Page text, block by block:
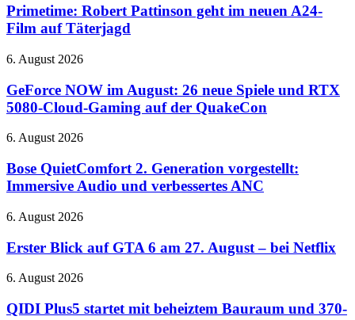
Text-
Chats
Pattinson
geht
im
A24-
auf
Täterjagd
Primetime: Robert Pattinson geht im neuen A24-
Film auf Täterjagd
GeForce
im
August:
26
Spiele
RTX
5080-
Gaming
der
QuakeCon
6. August 2026
GeForce NOW im August: 26 neue Spiele und RTX
5080-Cloud-Gaming auf der QuakeCon
Bose
2.
Generation
vorgestellt:
Audio
verbessertes
6. August 2026
Bose QuietComfort 2. Generation vorgestellt:
Immersive Audio und verbessertes ANC
Erster
auf
GTA
6
27.
August
6. August 2026
Erster Blick auf GTA 6 am 27. August – bei Netflix
QIDI
startet
6. August 2026
QIDI Plus5 startet mit beheiztem Bauraum und 370-